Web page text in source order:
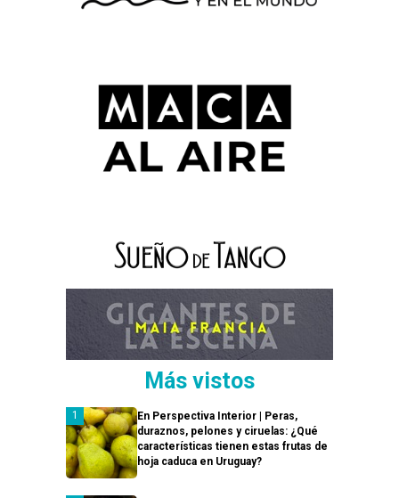
Más vistos
En Perspectiva Interior | Peras,
duraznos, pelones y ciruelas: ¿Qué
características tienen estas frutas de
hoja caduca en Uruguay?